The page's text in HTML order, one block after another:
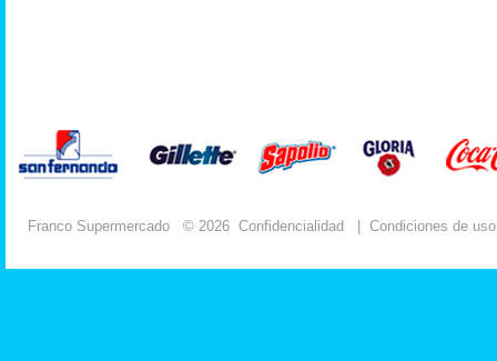
Franco Supermercado © 2026 Confidencialidad Condiciones de uso